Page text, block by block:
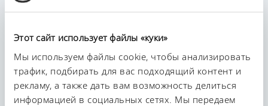
Этот сайт использует файлы «куки»
Мы используем файлы cookie, чтобы анализировать
трафик, подбирать для вас подходящий контент и
рекламу, а также дать вам возможность делиться
информацией в социальных сетях. Мы передаем
Постоянство температурного режима
0,02 ± K